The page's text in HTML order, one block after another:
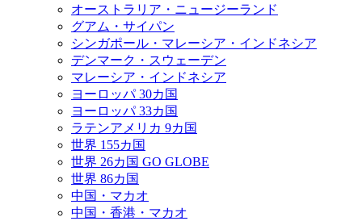
オーストラリア・ニュージーランド
グアム・サイパン
シンガポール・マレーシア・インドネシア
デンマーク・スウェーデン
マレーシア・インドネシア
ヨーロッパ 30カ国
ヨーロッパ 33カ国
ラテンアメリカ 9カ国
世界 155カ国
世界 26カ国 GO GLOBE
世界 86カ国
中国・マカオ
中国・香港・マカオ